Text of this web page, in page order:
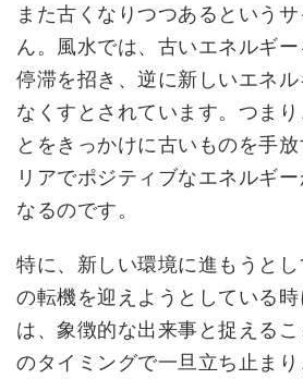
また古くなりつつあるという
ん。風水では、古いエネルギ
停滞を招き、逆に新しいエネ
なくすとされています。つま
とをきっかけに古いものを手
リアでポジティブなエネルギ
なるのです。
特に、新しい環境に進もうと
の転機を迎えようとしている
は、象徴的な出来事と捉える
のタイミングで一旦立ち止ま